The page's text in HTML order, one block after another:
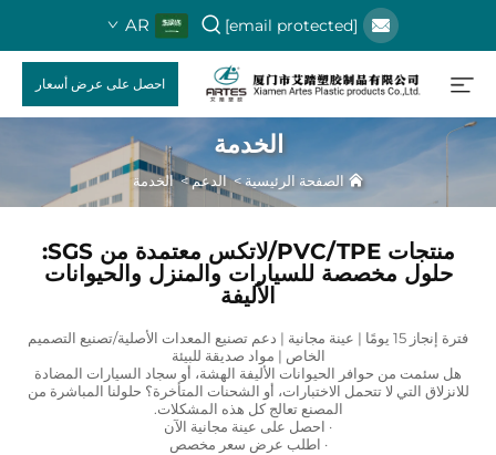
[email protected]
AR
احصل على عرض أسعار
الخدمة
الصفحة الرئيسية>الدعم>الخدمة
منتجات PVC/TPE/لاتكس معتمدة من SGS:
حلول مخصصة للسيارات والمنزل والحيوانات
الأليفة
فترة إنجاز 15 يومًا | عينة مجانية | دعم تصنيع المعدات الأصلية/تصنيع التصميم
الخاص | مواد صديقة للبيئة
هل سئمت من حوافر الحيوانات الأليفة الهشة، أو سجاد السيارات المضادة
للانزلاق التي لا تتحمل الاختبارات، أو الشحنات المتأخرة؟ حلولنا المباشرة من
المصنع تعالج كل هذه المشكلات.
· احصل على عينة مجانية الآن
· اطلب عرض سعر مخصص